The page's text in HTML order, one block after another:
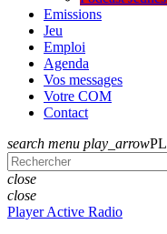
Emissions
Jeu
Emploi
Agenda
Vos messages
Votre COM
Contact
search menu play_arrow
close
close
Player Active Radio